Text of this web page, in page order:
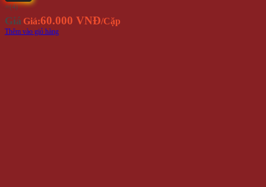
⭐(4)
Giá Giá:60.000 VNĐ/Cặp
Thêm vào giỏ hàng